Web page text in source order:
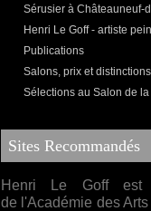
Sérusier à Châteauneuf-
Henri Le Goff - artiste
Publications
Salons, prix et distinctions
Sélections au Salon de
Sites Recommandés
Henri Le Goff est
de l'Académie des